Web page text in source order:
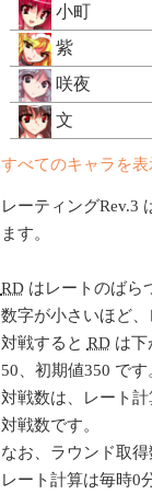
小町
紫
咲夜
文
すべてのキャラを表
レーティングRev.3
ます。
RDはレートのばら
数字が小さいほど
対戦すると RDは下
50、初期値350 です
対戦数は、レート
対戦数です。
なお、ラウンド取
レート計算は毎時0